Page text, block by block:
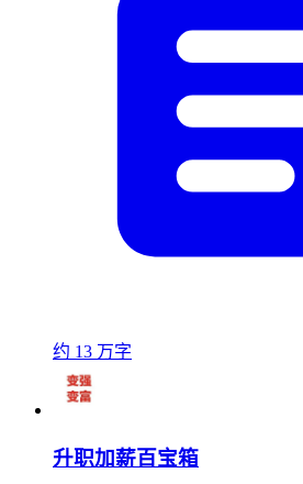
约 13 万字
升职加薪百宝箱